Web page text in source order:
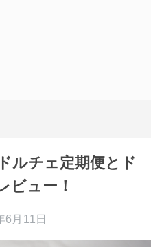
ルチェ定期便とド
ビュー！
6月11日